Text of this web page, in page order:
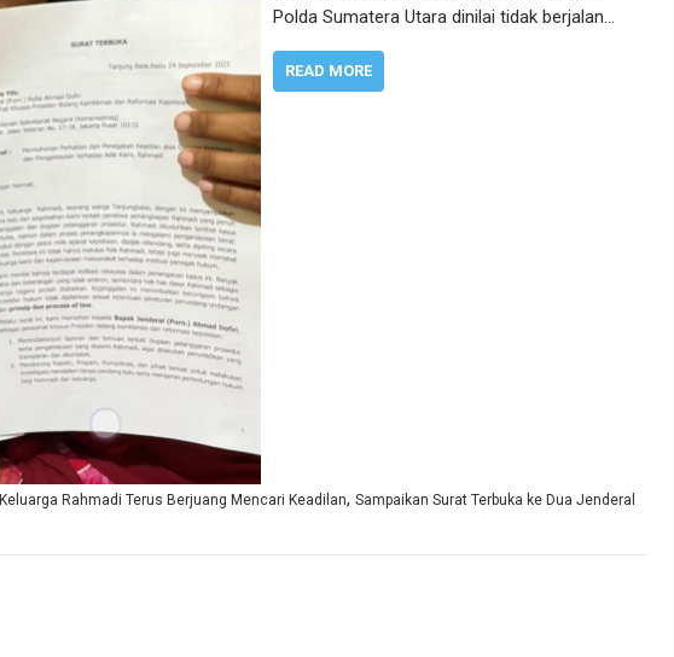
Polda Sumatera Utara dinilai tidak berjalan…
READ MORE
Keluarga Rahmadi Terus Berjuang Mencari Keadilan, Sampaikan Surat Terbuka ke Dua Jenderal